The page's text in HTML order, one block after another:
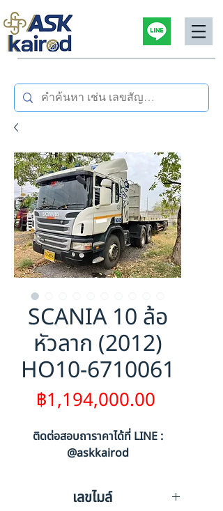
SCANIA 10 ล้อ
หัวลาก (2012)
HO10-6710061
฿1,194,000.00
ติดต่อสอบถาราคาได้ที่ LINE :
@askkairod
เลขไมล์